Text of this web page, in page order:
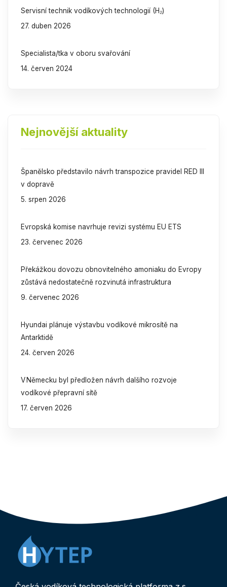
Servisní technik vodíkových technologií (H₂)
27. duben 2026
Specialista/tka v oboru svařování
14. červen 2024
Nejnovější aktuality
Španělsko představilo návrh transpozice pravidel RED III
v dopravě
5. srpen 2026
Evropská komise navrhuje revizi systému EU ETS
23. červenec 2026
Překážkou dovozu obnovitelného amoniaku do Evropy
zůstává nedostatečně rozvinutá infrastruktura
9. červenec 2026
Hyundai plánuje výstavbu vodíkové mikrosítě na
Antarktidě
24. červen 2026
V Německu byl předložen návrh dalšího rozvoje
vodíkové přepravní sítě
17. červen 2026